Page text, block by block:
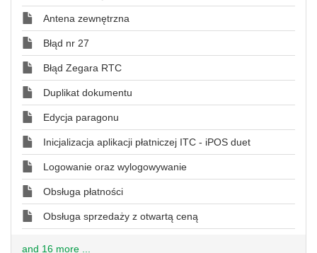
Antena zewnętrzna
Błąd nr 27
Błąd Zegara RTC
Duplikat dokumentu
Edycja paragonu
Inicjalizacja aplikacji płatniczej ITC - iPOS duet
Logowanie oraz wylogowywanie
Obsługa płatności
Obsługa sprzedaży z otwartą ceną
and 16 more ...